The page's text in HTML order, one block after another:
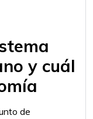
y cuál
de